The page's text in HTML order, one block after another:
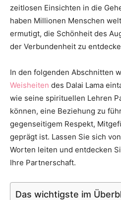
zeitlosen Einsichten in die
haben Millionen Menschen
ermutigt, die Schönheit des
der Verbundenheit zu
In den folgenden Abschnitten
Weisheiten des Dalai Lama
wie seine spirituellen Lehren
können, eine Beziehung zu
gegenseitigem Respekt,
geprägt ist. Lassen Sie sich
Worten leiten und entdecken
Ihre Partnerschaft.
Das wichtigste im